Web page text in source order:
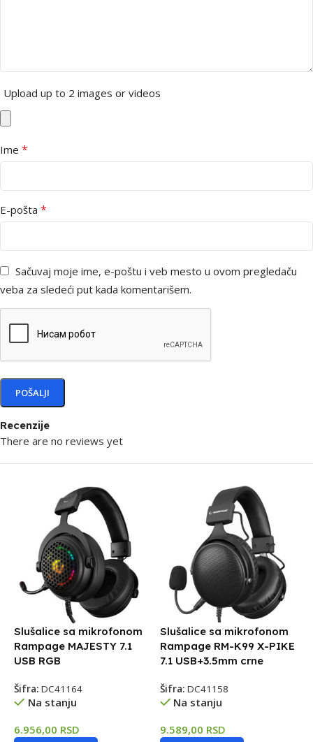
Recenzije
There are no reviews yet
Upload up to 2 images or videos
Ime *
E-pošta *
Sačuvaj moje ime, e-poštu i veb mesto u ovom pregledaču
veba za sledeći put kada komentarišem.
Slušalice sa mikrofonom
Rampage MAJESTY 7.1
USB RGB
Šifra: DC41164
Na stanju
6.956,00 RSD
Slušalice sa mikrofonom
Rampage RM-K99 X-PIKE
7.1 USB+3.5mm crne
Šifra: DC41158
Na stanju
9.589,00 RSD